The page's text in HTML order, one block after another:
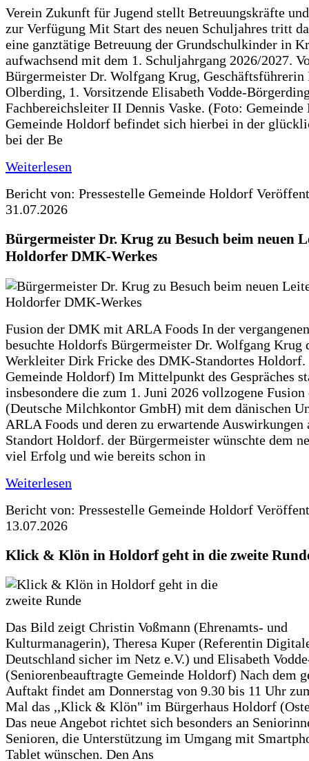
Verein Zukunft für Jugend stellt Betreuungskräfte
zur Verfügung Mit Start des neuen Schuljahres tritt
eine ganztätige Betreuung der Grundschulkinder in
aufwachsend mit dem 1. Schuljahrgang 2026/2027.
Bürgermeister Dr. Wolfgang Krug, Geschäftsführerin
Olberding, 1. Vorsitzende Elisabeth Vodde-
Fachbereichsleiter II Dennis Vaske. (Foto:
Gemeinde Holdorf befindet sich hierbei in der
bei der Be
Weiterlesen
Bericht von: Pressestelle Gemeinde Holdorf
31.07.2026
Bürgermeister Dr. Krug zu Besuch beim neuen
Holdorfer DMK-Werkes
Fusion der DMK mit ARLA Foods In der
besuchte Holdorfs Bürgermeister Dr. Wolfgang Krug
Werkleiter Dirk Fricke des DMK-Standortes Holdorf.
Gemeinde Holdorf) Im Mittelpunkt des Gespräches
insbesondere die zum 1. Juni 2026 vollzogene
(Deutsche Milchkontor GmbH) mit dem dänischen
ARLA Foods und deren zu erwartende Auswirkungen
Standort Holdorf. der Bürgermeister wünschte dem
viel Erfolg und wie bereits schon in
Weiterlesen
Bericht von: Pressestelle Gemeinde Holdorf
13.07.2026
Klick & Klön in Holdorf geht in die zweite
Das Bild zeigt Christin Voßmann (Ehrenamts- und
Kulturmanagerin), Theresa Kuper (Referentin
Deutschland sicher im Netz e.V.) und Elisabeth
(Seniorenbeauftragte Gemeinde Holdorf) Nach dem
Auftakt findet am Donnerstag von 9.30 bis 11 Uhr
Mal das ,,Klick & Klön" im Bürgerhaus Holdorf
Das neue Angebot richtet sich besonders an
Senioren, die Unterstützung im Umgang mit
Tablet wünschen. Den Ans